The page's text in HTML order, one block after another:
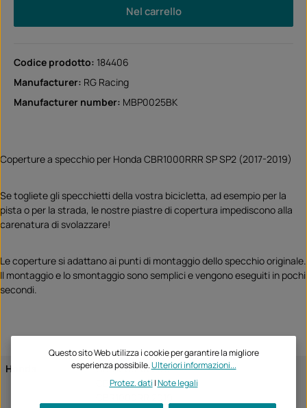
Nel carrello
Codice prodotto: 184406
Manufacturer: RG Racing
Manufacturer number: MBP0025BK
Coperture a specchio per Honda CBR1000RRR SP SP2 (2017-2019)
Se togliete gli specchietti della vostra bicicletta, ad esempio per la
pista o per la strada, le nostre piastre di copertura impediscono alla
carenatura di svolazzare!
Le coperture si adattano ai punti di montaggio dello specchio originale.
Il montaggio e lo smontaggio sono semplici e vengono eseguiti in pochi
secondi.
Honda
CBR1000RR 2017
CBR1000RR 2018
Questo sito Web utilizza i cookie per garantire la migliore
esperienza possibile.Ulteriori informazioni...
Protez. dati |Note legali